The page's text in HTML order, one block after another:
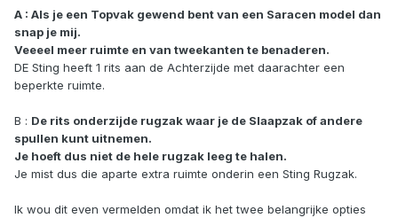
A : Als je een Topvak gewend bent van een Saracen model dan
snap je mij.
Veeeel meer ruimte en van tweekanten te benaderen.
DE Sting heeft 1 rits aan de Achterzijde met daarachter een
beperkte ruimte.
B : De rits onderzijde rugzak waar je de Slaapzak of andere
spullen kunt uitnemen.
Je hoeft dus niet de hele rugzak leeg te halen.
Je mist dus die aparte extra ruimte onderin een Sting Rugzak.
Ik wou dit even vermelden omdat ik het twee belangrijke opties